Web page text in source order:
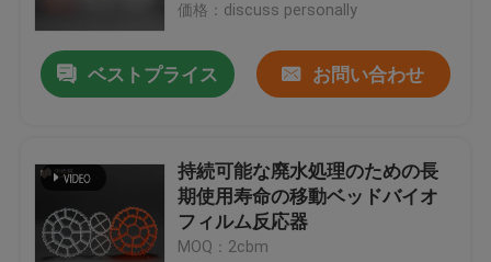
家
私達について
価格：discuss personally
ベストプライス お問い合わせ
持続可能な廃水処理のための長
期使用寿命の移動ベッドバイオ
フィルム反応器
MOQ：2cbm